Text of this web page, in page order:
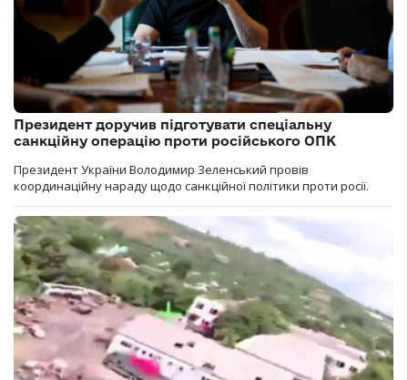
Президент доручив підготувати спеціальну
санкційну операцію проти російського ОПК
Президент України Володимир Зеленський провів
координаційну нараду щодо санкційної політики проти росії.